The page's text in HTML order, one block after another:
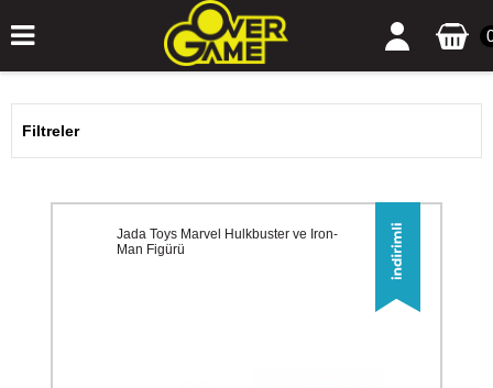
Filtreler
Jada Toys Marvel Hulkbuster ve Iron-
Man Figürü